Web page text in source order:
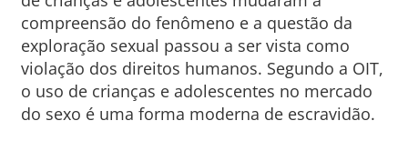
compreensão do fenômeno e a questão da
exploração sexual passou a ser vista como
violação dos direitos humanos. Segundo a OIT,
o uso de crianças e adolescentes no mercado
do sexo é uma forma moderna de escravidão.